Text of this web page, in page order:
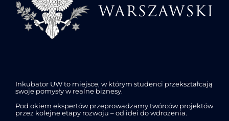
Inkubator UW to miejsce, w którym studenci przekształcają
swoje pomysły w realne biznesy.
Pod okiem ekspertów przeprowadzamy twórców projektów
przez kolejne etapy rozwoju – od idei do wdrożenia.